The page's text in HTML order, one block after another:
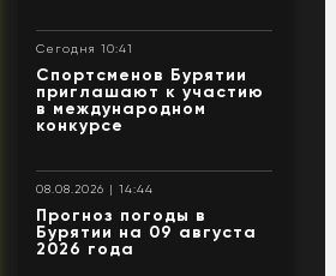
Сегодня 10:41
Спортсменов Бурятии
приглашают к участию
в международном
конкурсе
08.08.2026 | 14:44
Прогноз погоды в
Бурятии на 09 августа
2026 года